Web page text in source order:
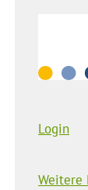
Login
Weitere